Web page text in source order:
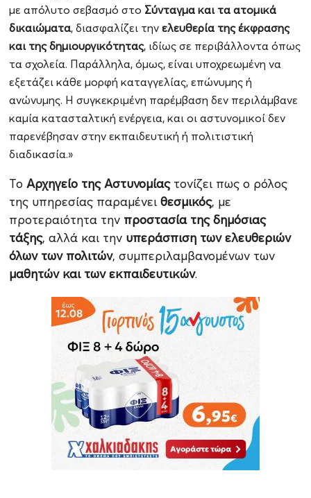
με απόλυτο σεβασμό στο Σύνταγμα και τα ατομικά
δικαιώματα, διασφαλίζει την ελευθερία της έκφρασης
και της δημιουργικότητας, ιδίως σε περιβάλλοντα όπως
τα σχολεία. Παράλληλα, όμως, είναι υποχρεωμένη να
εξετάζει κάθε μορφή καταγγελίας, επώνυμης ή
ανώνυμης. Η συγκεκριμένη παρέμβαση δεν περιλάμβανε
καμία κατασταλτική ενέργεια, και οι αστυνομικοί δεν
παρενέβησαν στην εκπαιδευτική ή πολιτιστική
διαδικασία.»
Το Αρχηγείο της Αστυνομίαςτονίζει πως ο ρόλος
της υπηρεσίας παραμένει θεσμικός, με
προτεραιότητα την προστασία της δημόσιας
τάξης, αλλά και την υπεράσπιση των ελευθεριών
όλων των πολιτών, συμπεριλαμβανομένων των
μαθητών και των εκπαιδευτικών.